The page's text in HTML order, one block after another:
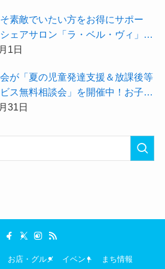
素敵でいたい方をお得にサポー
シェアサロン「ラ・ベル・ヴィ」か
月のお得情報が届きました！
1日
が「夏の児童発達支援＆放課後等
ス無料相談会」を開催中！お子さ
た！」を増やす夏にしてみません
31日
お店・グルメ イベント まち情報